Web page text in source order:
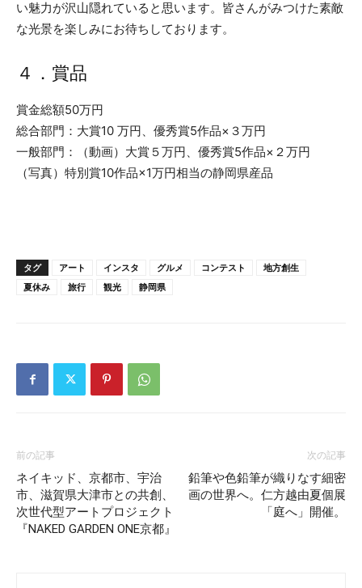
い魅力が沢山隠れていると思います。皆さんがみつけた素敵
な光景を楽しみにお待ちしております。
４．賞品
賞金総額50万円
総合部門：大賞10 万円、優秀賞5作品×３万円
一般部門：（動画）大賞５万円、優秀賞5作品×２万円
（写真）特別賞10作品×1万円相当の静岡県産品
タグ アート インスタ グルメ コンテスト
地方創生
夏休み
旅行 観光 静岡県
前の記事
ネイキッド、京都市、宇治
市、滋賀県大津市との共創、
次世代型アートプロジェクト
『NAKED GARDEN ONE京都』
次の記事
鉛筆や色鉛筆が織りなす細密
画の世界へ。仁方越由夏個展
「庭へ」開催。